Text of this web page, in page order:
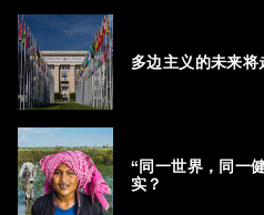
多边主义的未来将
“同一世界，同一
实？